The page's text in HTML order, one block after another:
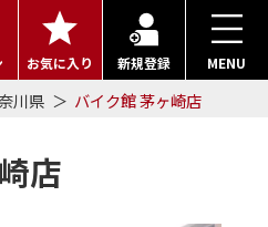
お気に入り 新規登録 MENU
川県 バイク館 茅ヶ崎店
店